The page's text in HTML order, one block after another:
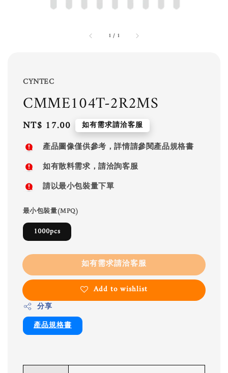
1 / 1
CYNTEC
CMME104T-2R2MS
Regular
price
NT$ 17.00 如有需求請洽客服
產品圖像僅供參考，詳情請參閱產品規格書
如有散料需求，請洽詢客服
請以最小包裝量下單
最小包裝量(MPQ)
1000pcs
如有需求請洽客服
Add to wishlist
分享
產品規格書